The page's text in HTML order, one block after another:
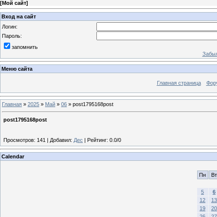
[Мой сайт]
Вход на сайт
Логин:
Пароль:
запомнить
Меню сайта
Главная страница
Главная » 2025 » Май » 06 » post1795168post
post1795168post
Просмотров: 141 | Добавил: Дес | Рейтинг: 0.0/0
Calendar
Пн Вт
5
6
12
13
19
20